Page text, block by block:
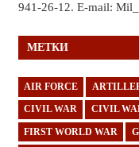
941-26-12. E-mail:
МЕТКИ
AIR FORCE
CIVIL WAR CIVIL
FIRST WORLD WAR